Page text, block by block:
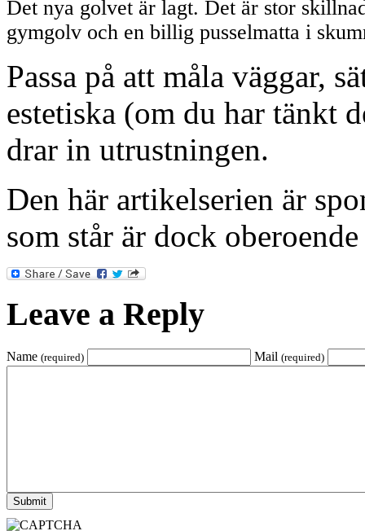
Det nya golvet är lagt. Det är stor
gymgolv och en billig pusselmatta i
Passa på att måla väggar,
estetiska (om du har tänkt
drar in utrustningen.
Den här artikelserien är
som står är dock
Leave a Reply
Name (required) Mail (required)